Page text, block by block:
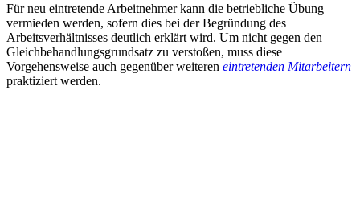
Für neu eintretende Arbeitnehmer kann die betriebliche Übung
vermieden werden, sofern dies bei der Begründung des
Arbeitsverhältnisses deutlich erklärt wird. Um nicht gegen den
Gleichbehandlungsgrundsatz zu verstoßen, muss diese
Vorgehensweise auch gegenüber weiteren eintretenden Mitarbeitern
praktiziert werden.